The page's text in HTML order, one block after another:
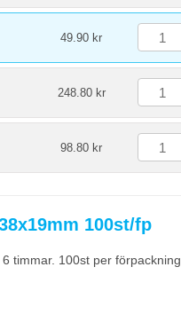
49.90 kr
248.80 kr
98.80 kr
100st/fp
timmar. 100st per förpackning.